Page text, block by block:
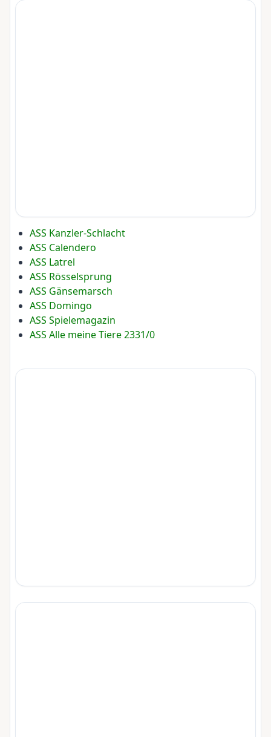
ASS Kanzler-Schlacht
ASS Calendero
ASS Latrel
ASS Rösselsprung
ASS Gänsemarsch
ASS Domingo
ASS Spielemagazin
ASS Alle meine Tiere 2331/0